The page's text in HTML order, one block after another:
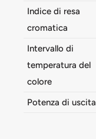
Indice di resa
cromatica
Intervallo di
temperatura del
colore
Potenza di uscita